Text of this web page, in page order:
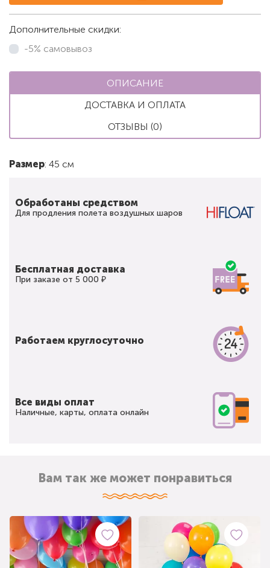
Дополнительные скидки:
-5% самовывоз
ОПИСАНИЕ
ДОСТАВКА И ОПЛАТА
ОТЗЫВЫ (0)
Размер: 45 см
Обработаны средством
Для продления полета воздушных шаров
Бесплатная доставка
При заказе от 5 000 ₽
Работаем круглосуточно
Все виды оплат
Наличные, карты, оплата онлайн
Вам так же может понравиться